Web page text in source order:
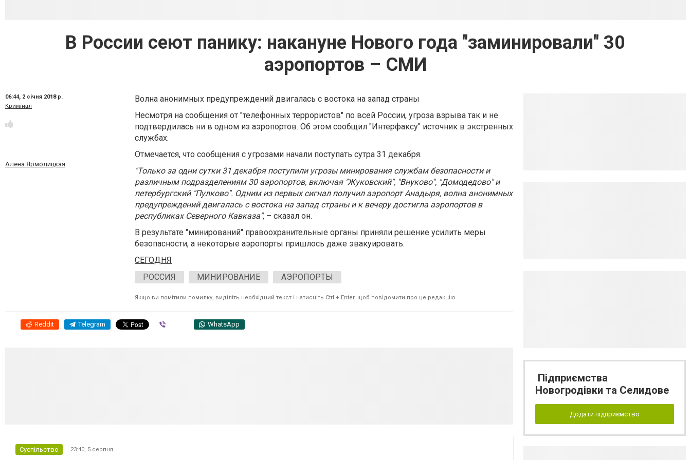
В России сеют панику: накануне Нового года "заминировали" 30
аэропортов – СМИ
06:44, 2 січня 2018 р.
Кримінал
Алена Ярмолицкая
Волна анонимных предупреждений двигалась с востока на запад страны
Несмотря на сообщения от "телефонных террористов" по всей России, угроза взрыва так и не
подтвердилась ни в одном из аэропортов. Об этом сообщил "Интерфаксу" источник в экстренных
службах.
Отмечается, что сообщения с угрозами начали поступать сутра 31 декабря.
"Только за одни сутки 31 декабря поступили угрозы минирования службам безопасности и
различным подразделениям 30 аэропортов, включая "Жуковский", "Внуково", "Домодедово" и
петербургский "Пулково". Одним из первых сигнал получил аэропорт Анадыря, волна анонимных
предупреждений двигалась с востока на запад страны и к вечеру достигла аэропортов в
республиках Северного Кавказа", – сказал он.
В результате "минирований" правоохранительные органы приняли решение усилить меры
безопасности, а некоторые аэропорты пришлось даже эвакуировать.
СЕГОДНЯ
РОССИЯ
МИНИРОВАНИЕ АЭРОПОРТЫ
Якщо ви помітили помилку, виділіть необхідний текст і натисніть Ctrl + Enter, щоб повідомити про це редакцію
Reddit Telegram WhatsApp
Суспільство 23:40, 5 серпня
Підприємства
Новогродівки та Селидове
Додати підприємство